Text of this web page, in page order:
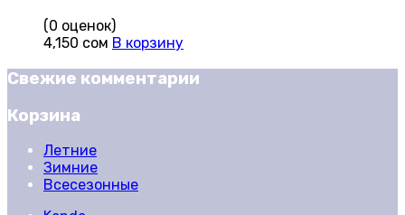
(0 оценок)
4,150 сом В корзину
Свежие комментарии
Корзина
Летние
Зимние
Всесезонные